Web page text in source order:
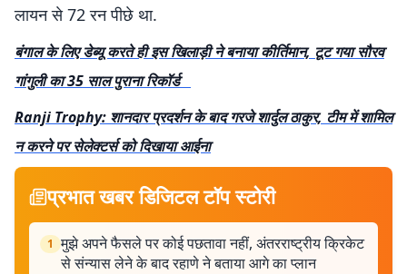
लायन से 72 रन पीछे था.
बंगाल के लिए डेब्यू करते ही इस खिलाड़ी ने बनाया कीर्तिमान, टूट गया सौरव
गांगुली का 35 साल पुराना रिकॉर्ड
Ranji Trophy: शानदार प्रदर्शन के बाद गरजे शार्दुल ठाकुर, टीम में शामिल
न करने पर सेलेक्टर्स को दिखाया आईना
प्रभात खबर डिजिटल टॉप स्टोरी
1 मुझे अपने फैसले पर कोई पछतावा नहीं, अंतरराष्ट्रीय क्रिकेट
से संन्यास लेने के बाद रहाणे ने बताया आगे का प्लान